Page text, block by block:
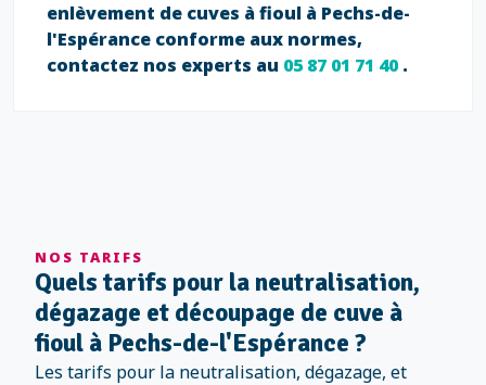
enlèvement de cuves à fioul à Pechs-de-
l'Espérance conforme aux normes,
contactez nos experts au 05 87 01 71 40.
NOS TARIFS
Quels tarifs pour la neutralisation,
dégazage et découpage de cuve à
fioul à Pechs-de-l'Espérance ?
Les tarifs pour la neutralisation, dégazage, et